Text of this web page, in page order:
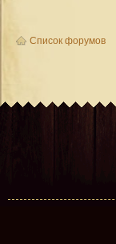
Список форумов